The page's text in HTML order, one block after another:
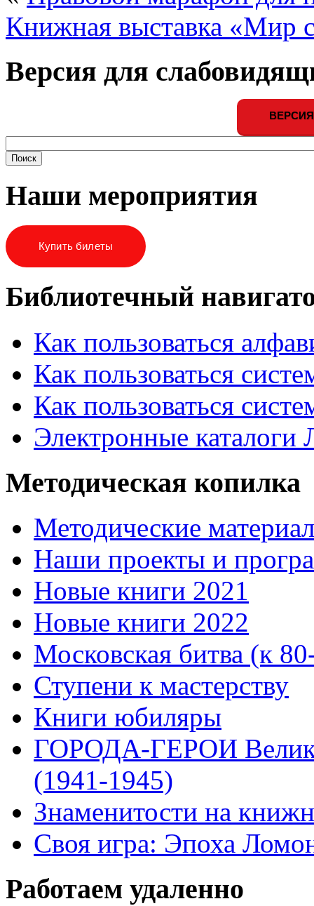
Книжная выставка «Мир
Версия для
Наши мероприятия
Купить билеты
Библиотечный
Как пользоваться
Как пользоваться
Как пользоваться
Электронные
Методическая копилка
Методические
Наши проекты и
Новые книги 2021
Новые книги 2022
Московская битва (к
Ступени к мастерству
Книги юбиляры
ГОРОДА-ГЕРОИ
(1941-1945)
Знаменитости на
Своя игра: Эпоха
Работаем удаленно